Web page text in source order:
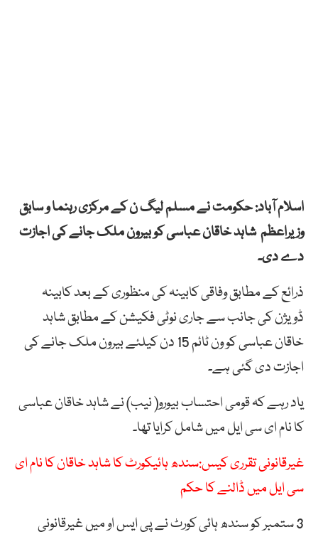
اسلام آباد: حکومت نے مسلم لیگ ن کے مرکزی رہنما و سابق
وزیراعظم شاہد خاقان عباسی کو بیرون ملک جانے کی اجازت
دے دی۔
ذرائع کے مطابق وفاقی کابینہ کی منظوری کے بعد کابینہ
ڈویژن کی جانب سے جاری نوٹی فکیشن کے مطابق شاہد
خاقان عباسی کو ون ٹائم 15 دن کیلئے بیرون ملک جانے کی
اجازت دی گئی ہے۔
یاد رہے کہ قومی احتساب بیورو( نیب) نے شاہد خاقان عباسی
کا نام ای سی ایل میں شامل کرایا تھا۔
غیرقانونی تقرری کیس:سندھ ہائیکورٹ کا شاہد خاقان کا نام ای
سی ایل میں ڈالنے کا حکم
3 ستمبر کو سندھ ہائی کورٹ نے پی ایس او میں غیرقانونی